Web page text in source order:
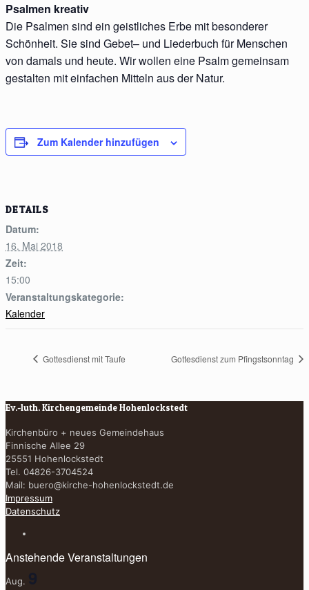
Psalmen kreativ
Die Psalmen sind ein geistliches Erbe mit besonderer
Schönheit. Sie sind Gebet– und Liederbuch für Menschen
von damals und heute. Wir wollen eine Psalm gemeinsam
gestalten mit einfachen Mitteln aus der Natur.
Zum Kalender hinzufügen
DETAILS
Datum:
16. Mai 2018
Zeit:
15:00
Veranstaltungskategorie:
Kalender
Gottesdienst mit Taufe Gottesdienst zum Pfingstsonntag
Ev.-luth. Kirchengemeinde Hohenlockstedt
Kirchenbüro + neues Gemeindehaus
Finnische Allee 29
25551 Hohenlockstedt
Tel. 04826-3704524
Mail: buero@kirche-hohenlockstedt.de
Impressum
Datenschutz
Anstehende Veranstaltungen
Aug. 9